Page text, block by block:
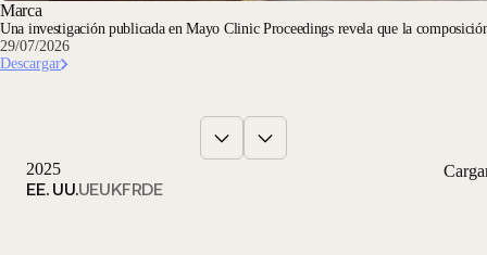
Marca
Una investigación publicada en Mayo Clinic Proceedings revela que la
29/07/2026
Descargar
2025
EE. UU.UEUKFRDE